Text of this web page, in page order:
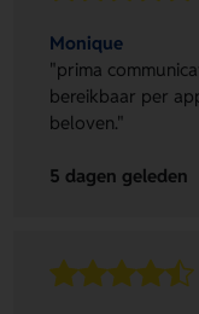
Monique
"prima
bereikbaar per
beloven."
5 dagen geleden